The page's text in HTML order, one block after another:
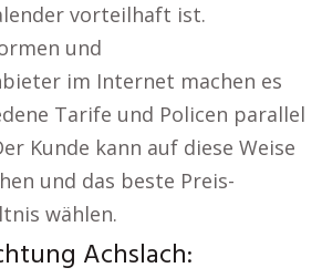
vorteilhaft ist.
und
im Internet machen es
Tarife und Policen parallel
Kunde kann auf diese Weise
und das beste Preis-
wählen.
Achslach: